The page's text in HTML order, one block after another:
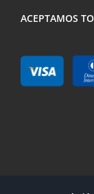
ACEPTAMOS